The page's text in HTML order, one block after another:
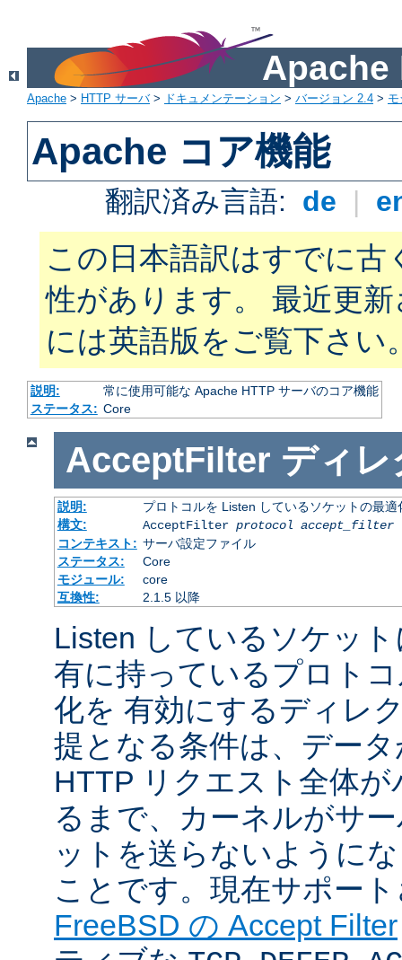
Apache
Apache > HTTP サーバ> ドキュメンテーション > バージョン 2.4 >
Apache コア機能
翻訳済み言語: de |
この日本語訳はすでに古
性があります。 最近更
には英語版をご覧下さい
説明:
常に使用可能な Apache HTTP サーバのコア機能
ステータス: Core
AcceptFilter ディレ
説明:
プロトコルを Listen しているソケットの最適
構文:
AcceptFilter protocol accept_filter
コンテキスト: サーバ設定ファイル
ステータス:
Core
モジュール:
core
互換性:
2.1.5 以降
Listen しているソケッ
有に持っているプロト
化を 有効にするディレ
提となる条件は、デー
HTTP リクエスト全体
るまで、カーネルがサ
ットを送らないように
ことです。現在サポー
FreeBSD の Accept Filter